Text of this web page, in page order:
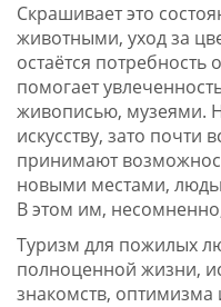
Скрашивает это
животными, уход за
остаётся
помогает
живописью, музеями.
искусству, зато почти
принимают
новыми местами,
В этом им,
Туризм для пожилых
полноценной жизни,
знакомств, оптимизма